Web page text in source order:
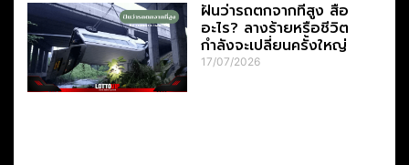
ฝันว่ารถตกจากที่สูง สื่อ
อะไร? ลางร้ายหรือชีวิต
กำลังจะเปลี่ยนครั้งใหญ่
17/07/2026